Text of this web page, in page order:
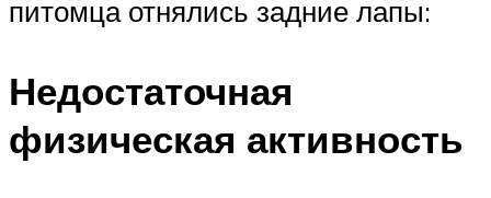
питомца отнялись задние лапы:
Недостаточная
физическая активность